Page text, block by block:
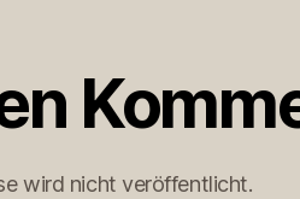
wird nicht veröffentlicht.